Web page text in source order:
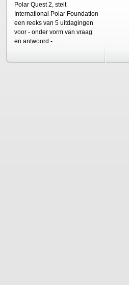
Polar Quest 2, stelt
International Polar Foundation
een reeks van 5 uitdagingen
voor - onder vorm van vraag
en antwoord -…